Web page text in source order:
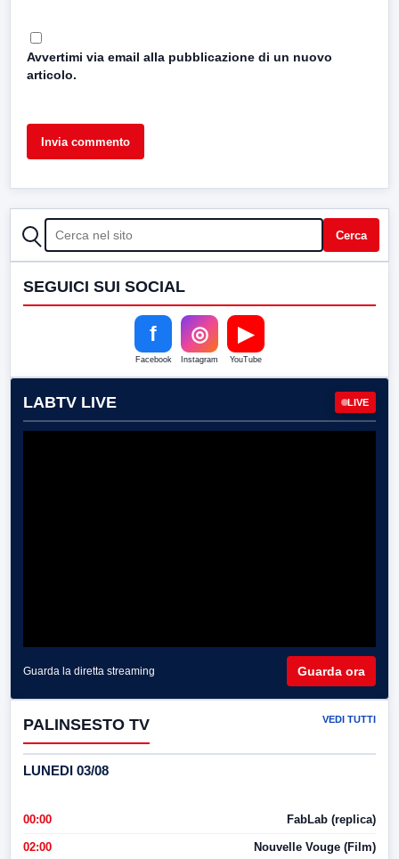
Avvertimi via email alla pubblicazione di un nuovo
articolo.
CERCA Cerca
SEGUICI SUI SOCIAL
f
Facebook
◎
Instagram
▶
YouTube
LABTV LIVE LIVE
Guarda la diretta streaming Guarda ora
PALINSESTO TV VEDI TUTTI
LUNEDI 03/08
00:00 FabLab (replica)
02:00 Nouvelle Vouge (Film)